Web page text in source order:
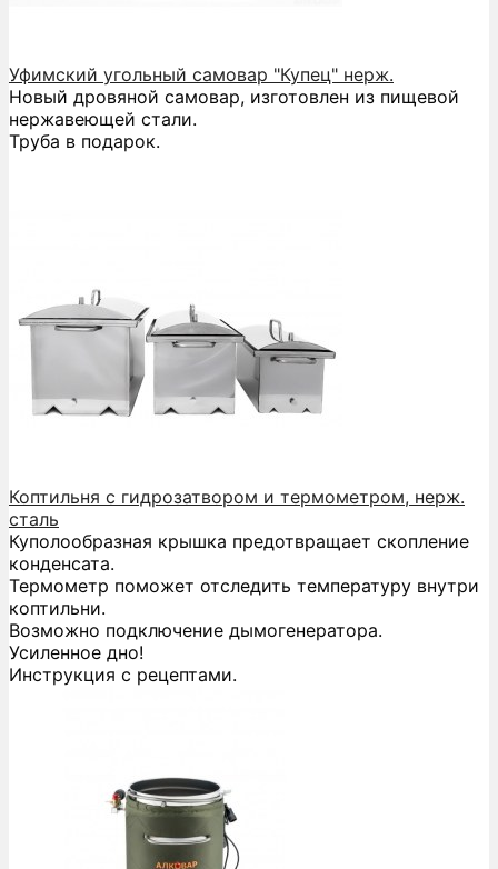
Уфимский угольный самовар "Купец" нерж.
Новый дровяной самовар, изготовлен из пищевой
нержавеющей стали.
Труба в подарок.
Коптильня с гидрозатвором и термометром, нерж.
сталь
Куполообразная крышка предотвращает скопление
конденсата.
Термометр поможет отследить температуру внутри
коптильни.
Возможно подключение дымогенератора.
Усиленное дно!
Инструкция с рецептами.